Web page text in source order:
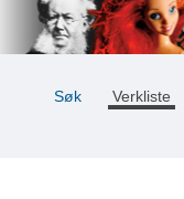
Søk Verkliste